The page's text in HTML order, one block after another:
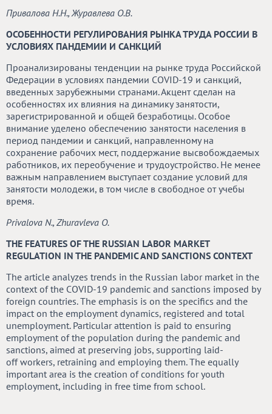
Привалова Н.Н., Журавлева О.В.
ОСОБЕННОСТИ РЕГУЛИРОВАНИЯ РЫНКА ТРУДА РОССИИ В
УСЛОВИЯХ ПАНДЕМИИ И САНКЦИЙ
Проанализированы тенденции на рынке труда Российской
Федерации в условиях пандемии COVID-19 и санкций,
введенных зарубежными странами. Акцент сделан на
особенностях их влияния на динамику занятости,
зарегистрированной и общей безработицы. Особое
внимание уделено обеспечению занятости населения в
период пандемии и санкций, направленному на
сохранение рабочих мест, поддержание высвобождаемых
работников, их переобучение и трудоустройство. Не менее
важным направлением выступает создание условий для
занятости молодежи, в том числе в свободное от учебы
время.
Privalova N., Zhuravleva O.
THE FEATURES OF THE RUSSIAN LABOR MARKET
REGULATION IN THE PANDEMIC AND SANCTIONS CONTEXT
The article analyzes trends in the Russian labor market in the
context of the COVID-19 pandemic and sanctions imposed by
foreign countries. The emphasis is on the specifics and the
impact on the employment dynamics, registered and total
unemployment. Particular attention is paid to ensuring
employment of the population during the pandemic and
sanctions, aimed at preserving jobs, supporting laid-
off workers, retraining and employing them. The equally
important area is the creation of conditions for youth
employment, including in free time from school.